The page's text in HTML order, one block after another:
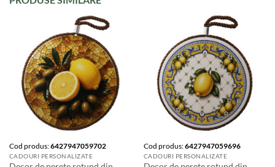
Cod produs:6427947059702
CADOURI PERSONALIZATE
Cod produs:6427947059696
CADOURI PERSONALIZATE